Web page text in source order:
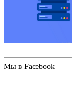
Мы в Facebook